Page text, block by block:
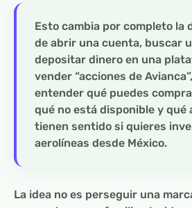
Esto cambia por completo la
de abrir una cuenta, buscar
depositar dinero en una
vender “acciones de
entender qué puedes
qué no está disponible y
tienen sentido si quieres
aerolíneas desde México.
La idea no es perseguir una